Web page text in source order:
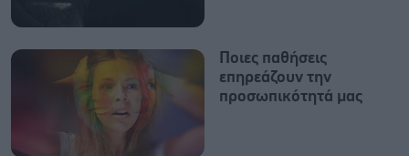
Ποιες παθήσεις
επηρεάζουν την
προσωπικότητά μας